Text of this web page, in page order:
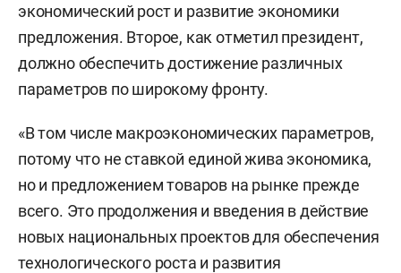
экономический рост и развитие экономики
предложения. Второе, как отметил президент,
должно обеспечить достижение различных
параметров по широкому фронту.
«В том числе макроэкономических параметров,
потому что не ставкой единой жива экономика,
но и предложением товаров на рынке прежде
всего. Это продолжения и введения в действие
новых национальных проектов для обеспечения
технологического роста и развития